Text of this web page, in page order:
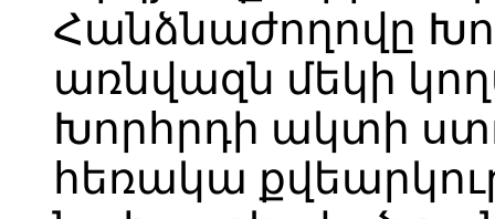
Հանձնաժողովը
առնվազն մեկի
Խորհրդի ակտի
հեռակա